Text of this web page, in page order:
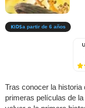
a partir de 6 años
Tras conocer la
primeras películas de